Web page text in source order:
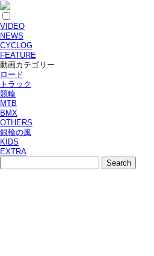
VIDEO
NEWS
CYCLOG
FEATURE
動画カテゴリー
ロード
トラック
競輪
MTB
BMX
OTHERS
銀輪の風
KIDS
EXTRA